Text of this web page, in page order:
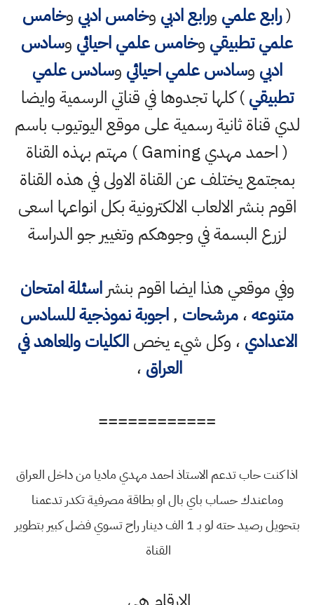
(رابع علمي ورابع ادبي وخامس ادبي وخامس
علمي تطبيقي وخامس علمي احيائي وسادس
ادبي وسادس علمي احيائي وسادس علمي
تطبيقي) كلها تجدوها في قناتي الرسمية وايضا
لدي قناة ثانية رسمية على موقع اليوتيوب باسم
( احمد مهدي Gaming ) مهتم بهذه القناة
بمجتمع يختلف عن القناة الاولى في هذه القناة
اقوم بنشر الالعاب الالكترونية بكل انواعها اسعى
لزرع البسمة في وجوهكم وتغيير جو الدراسة
وفي موقعي هذا ايضا اقوم بنشراسئلة امتحان
متنوعه،مرشحات ,اجوبة نموذجية للسادس
الاعدادي ، وكل شيء يخصالكليات والمعاهد في
العراق ،
============
اذا كنت حاب تدعم الاستاذ احمد مهدي ماديا من داخل العراق
وماعندك حساب باي بال او بطاقة مصرفية تكدر تدعمنا
بتحويل رصيد حته لو بـ 1 الف دينار راح تسوي فضل كبير بتطوير
القناة